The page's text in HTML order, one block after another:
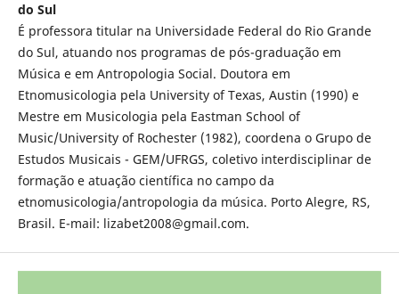
do Sul
É professora titular na Universidade Federal do Rio Grande
do Sul, atuando nos programas de pós-graduação em
Música e em Antropologia Social. Doutora em
Etnomusicologia pela University of Texas, Austin (1990) e
Mestre em Musicologia pela Eastman School of
Music/University of Rochester (1982), coordena o Grupo de
Estudos Musicais - GEM/UFRGS, coletivo interdisciplinar de
formação e atuação científica no campo da
etnomusicologia/antropologia da música. Porto Alegre, RS,
Brasil. E-mail: lizabet2008@gmail.com.